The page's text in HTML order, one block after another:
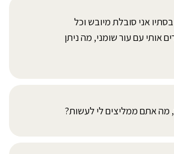
אני סובלת מיובש וכל
אותי עם עור שומני, מה ניתן
מה אתם ממליצים לי לעשות?